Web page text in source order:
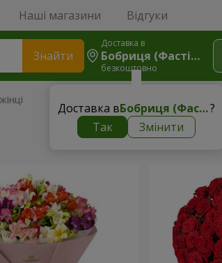
Наші магазини Відгуки
Знайти
Доставка в
Бобриця (Фастівський Р-Н)
безкоштовно
Доставка в Бобриця (Фастівський р-н)?
Так
Змінити